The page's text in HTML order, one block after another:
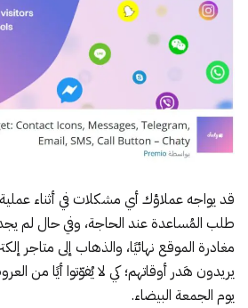
قد يواجه عملاؤك أي مشكلات في أثناء عملية
طلب المُساعدة عند الحاجة، وفي حال لم
مغادرة الموقع نهائيًا، والذهاب إلى متاجر
يريدون هَدر أوقاتهم؛ كي لا يُفوّتوا أيًا من
يوم الجمعة البيضاء.